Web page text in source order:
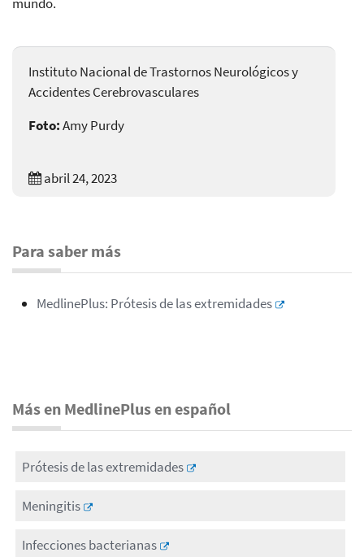
Instituto Nacional de Trastornos Neurológicos y
Accidentes Cerebrovasculares
Foto:Amy Purdy
abril 24, 2023
Para saber más
MedlinePlus: Prótesis de las extremidades
Más en MedlinePlus en español
Prótesis de las extremidades
Meningitis
Infecciones bacterianas